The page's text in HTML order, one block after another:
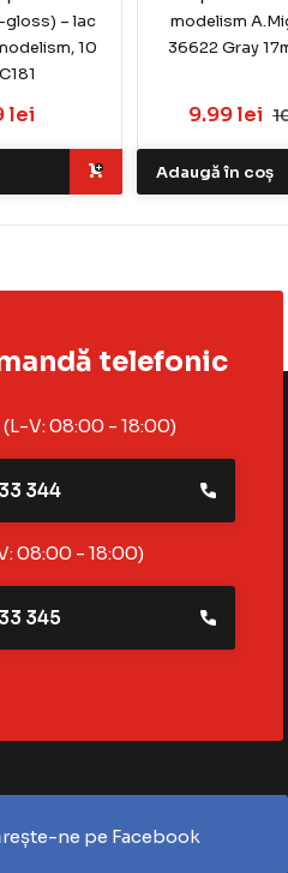
gloss) – lac
10
lei
modelism
36622 Gray
9.99 lei
Adaugă în coș
telefonic
V: 08:00 - 18:00)
344
08:00 - 18:00)
345
ne pe Facebook